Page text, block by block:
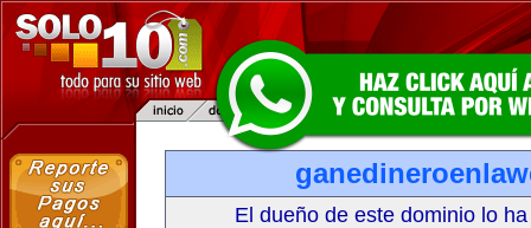
El dueño de este dominio lo